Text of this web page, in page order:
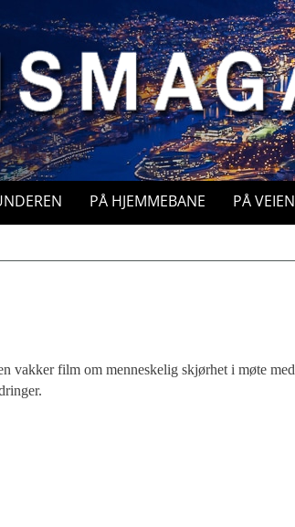
PÅ HJEMMEBANE PÅ VEIEN
vakker film om menneskelig skjørhet i møte med